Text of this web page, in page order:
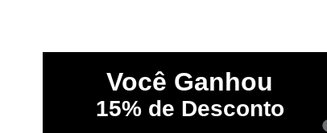
Você Ganhou
15%de Desconto